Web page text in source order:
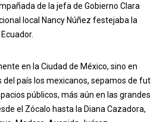
de la jefa de Gobierno Clara
local Nancy Núñez festejaba la
en la Ciudad de México, sino en
del país los mexicanos, sepamos de fut
públicos, más aún en las grandes
el Zócalo hasta la Diana Cazadora,